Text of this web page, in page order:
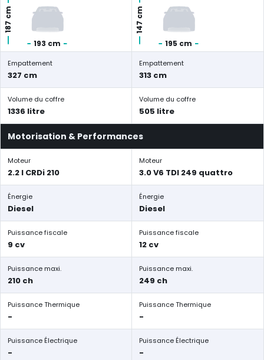
193 cm
187 cm
195 cm
147 cm
Empattement
327 cm
Empattement
313 cm
Volume du coffre
1336 litre
Volume du coffre
505 litre
Motorisation & Performances
Moteur
2.2 l CRDi 210
Moteur
3.0 V6 TDI 249 quattro
Énergie
Diesel
Énergie
Diesel
Puissance fiscale
9 cv
Puissance fiscale
12 cv
Puissance maxi.
210 ch
Puissance maxi.
249 ch
Puissance Thermique
-
Puissance Thermique
-
Puissance Électrique
-
Puissance Électrique
-